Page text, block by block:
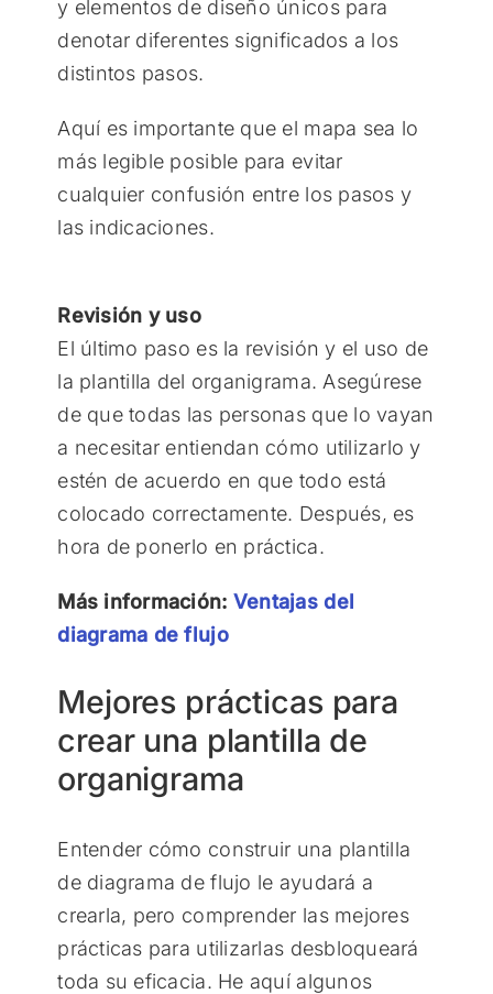
y elementos de diseño únicos para
denotar diferentes significados a los
distintos pasos.
Aquí es importante que el mapa sea lo
más legible posible para evitar
cualquier confusión entre los pasos y
las indicaciones.
Revisión y uso
El último paso es la revisión y el uso de
la plantilla del organigrama. Asegúrese
de que todas las personas que lo vayan
a necesitar entiendan cómo utilizarlo y
estén de acuerdo en que todo está
colocado correctamente. Después, es
hora de ponerlo en práctica.
Más información: Ventajas del
diagrama de flujo
Mejores prácticas para
crear una plantilla de
organigrama
Entender cómo construir una plantilla
de diagrama de flujo le ayudará a
crearla, pero comprender las mejores
prácticas para utilizarlas desbloqueará
toda su eficacia. He aquí algunos